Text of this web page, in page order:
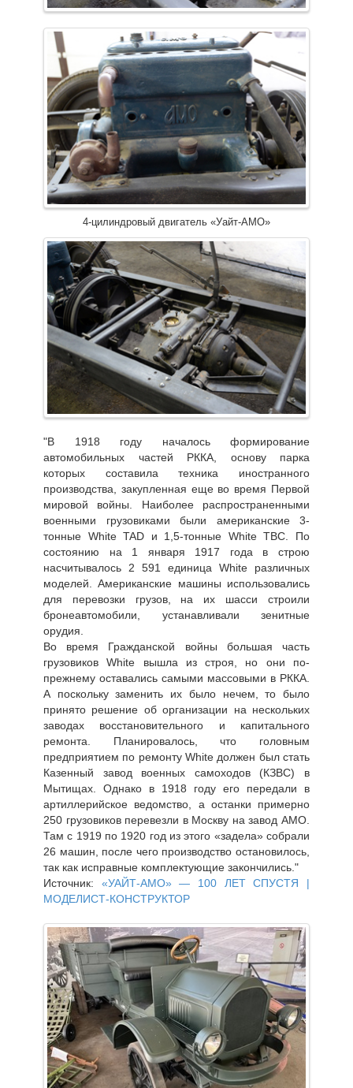
4-цилиндровый двигатель «Уайт-АМО»
"В 1918 году началось формирование
автомобильных частей РККА, основу парка
которых составила техника иностранного
производства, закупленная еще во время Первой
мировой войны. Наиболее распространенными
военными грузовиками были американские 3-
тонные White TAD и 1,5-тонные White TBC. По
состоянию на 1 января 1917 года в строю
насчитывалось 2 591 единица White различных
моделей. Американские машины использовались
для перевозки грузов, на их шасси строили
бронеавтомобили, устанавливали зенитные
орудия.
Во время Гражданской войны большая часть
грузовиков White вышла из строя, но они по-
прежнему оставались самыми массовыми в РККА.
А поскольку заменить их было нечем, то было
принято решение об организации на нескольких
заводах восстановительного и капитального
ремонта. Планировалось, что головным
предприятием по ремонту White должен был стать
Казенный завод военных самоходов (КЗВС) в
Мытищах. Однако в 1918 году его передали в
артиллерийское ведомство, а останки примерно
250 грузовиков перевезли в Москву на завод АМО.
Там с 1919 по 1920 год из этого «задела» собрали
26 машин, после чего производство остановилось,
так как исправные комплектующие закончились."
Источник: «УАЙТ-АМО» — 100 ЛЕТ СПУСТЯ |
МОДЕЛИСТ-КОНСТРУКТОР